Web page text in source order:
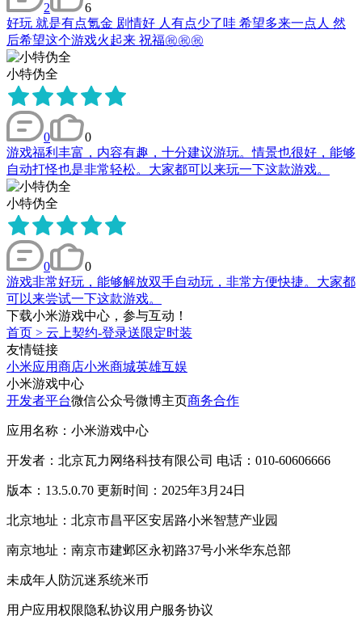
2
6
好玩 就是有点氪金 剧情好 人有点少了哇 希望多来一点人 然
后希望这个游戏火起来 祝福㊗️㊗️㊗️
小特伪全
0
0
游戏福利丰富，内容有趣，十分建议游玩。情景也很好，能够
自动打怪也是非常轻松。大家都可以来玩一下这款游戏。
小特伪全
0
0
游戏非常好玩，能够解放双手自动玩，非常方便快捷。大家都
可以来尝试一下这款游戏。
下载小米游戏中心，参与互动！
首页 > 云上契约-登录送限定时装
友情链接
小米应用商店小米商城英雄互娱
小米游戏中心
开发者平台微信公众号微博主页商务合作
应用名称：小米游戏中心
开发者：北京瓦力网络科技有限公司 电话：010-60606666
版本：13.5.0.70 更新时间：2025年3月24日
北京地址：北京市昌平区安居路小米智慧产业园
南京地址：南京市建邺区永初路37号小米华东总部
未成年人防沉迷系统米币
用户应用权限隐私协议用户服务协议